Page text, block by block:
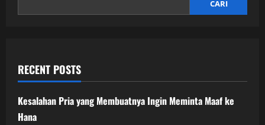
CARI
RECENT POSTS
Kesalahan Pria yang Membuatnya Ingin Meminta Maaf ke
Hana